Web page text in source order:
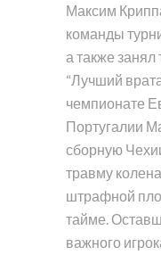
Максим
команды
а также занял
“Лучший
чемпионате
Португалии
сборную
травму
штрафной
тайме.
важного